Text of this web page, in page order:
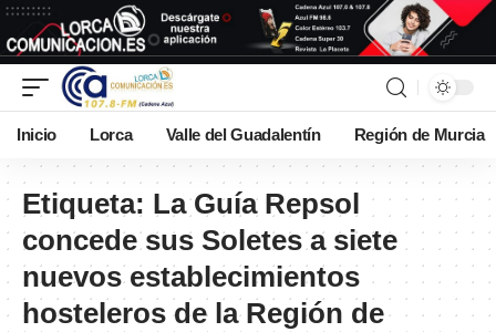
Inicio Lorca Valle del Guadalentín Región de Murcia
Etiqueta: La Guía Repsol
concede sus Soletes a siete
nuevos establecimientos
hosteleros de la Región de